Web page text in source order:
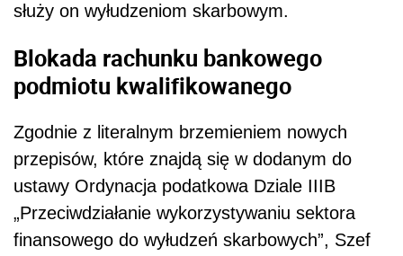
służy on wyłudzeniom skarbowym.
Blokada rachunku bankowego
podmiotu kwalifikowanego
Zgodnie z literalnym brzemieniem nowych
przepisów, które znajdą się w dodanym do
ustawy Ordynacja podatkowa Dziale IIIB
„Przeciwdziałanie wykorzystywaniu sektora
finansowego do wyłudzeń skarbowych”, Szef